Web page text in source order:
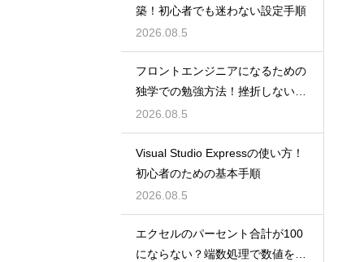
築！初心者でも迷わない設定手順
2026.08.5
フロントエンジニアになるための
独学での勉強方法！挫折しない学
習計画
2026.08.5
Visual Studio Expressの使い方！
初心者のための基本手順
2026.08.5
エクセルのパーセント合計が100
にならない？端数処理で数値を合